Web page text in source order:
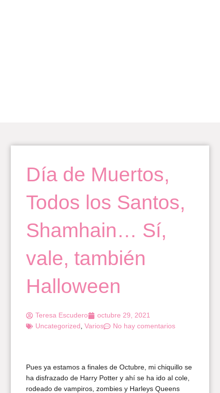
Día de Muertos,
Todos los Santos,
Shamhain… Sí,
vale, también
Halloween
Teresa Escudero
octubre 29, 2021
Uncategorized Varios No hay comentarios
Pues ya estamos a finales de Octubre, mi chiquillo se
ha disfrazado de Harry Potter y ahí se ha ido al cole,
rodeado de vampiros, zombies y Harleys Queens